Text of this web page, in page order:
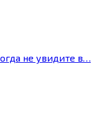
не увидите в…